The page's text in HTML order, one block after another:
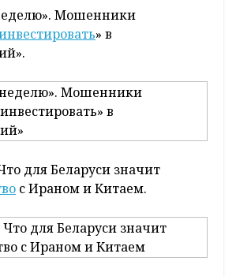
Мошенники
» в
для Беларуси значит
с Ираном и Китаем.